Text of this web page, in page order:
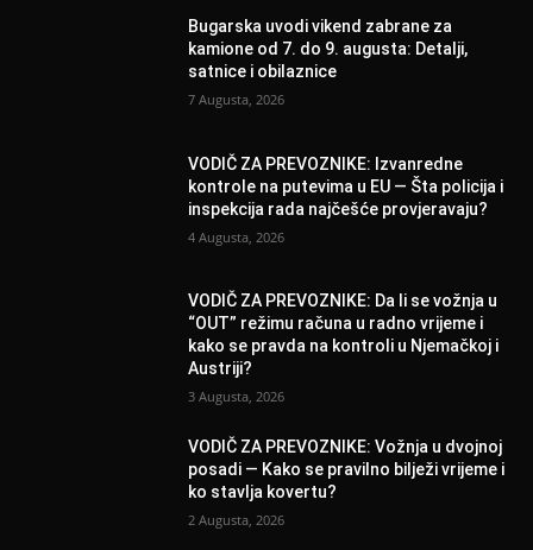
Bugarska uvodi vikend zabrane za
kamione od 7. do 9. augusta: Detalji,
satnice i obilaznice
7 Augusta, 2026
VODIČ ZA PREVOZNIKE: Izvanredne
kontrole na putevima u EU — Šta policija i
inspekcija rada najčešće provjeravaju?
4 Augusta, 2026
VODIČ ZA PREVOZNIKE: Da li se vožnja u
“OUT” režimu računa u radno vrijeme i
kako se pravda na kontroli u Njemačkoj i
Austriji?
3 Augusta, 2026
VODIČ ZA PREVOZNIKE: Vožnja u dvojnoj
posadi — Kako se pravilno bilježi vrijeme i
ko stavlja kovertu?
2 Augusta, 2026